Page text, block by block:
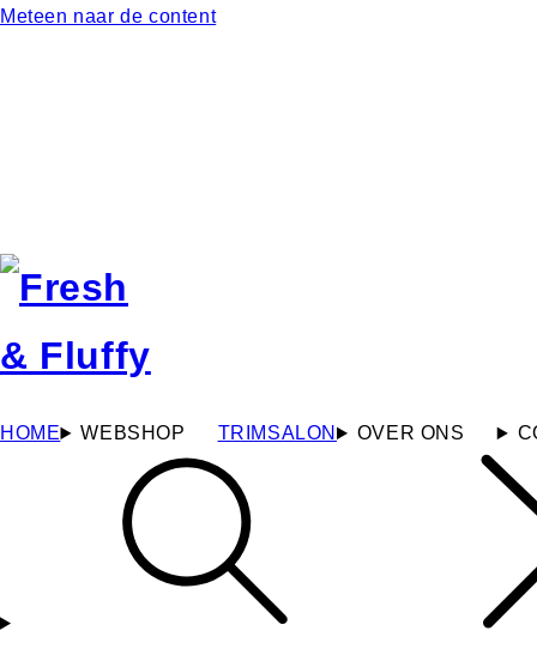
Meteen naar de content
HOME WEBSHOP TRIMSALON OVER ONS